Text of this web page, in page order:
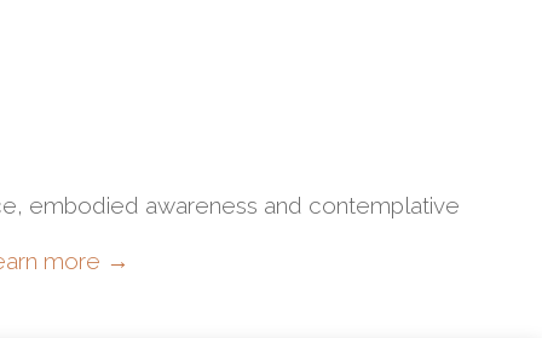
embodied awareness and contemplative
more →